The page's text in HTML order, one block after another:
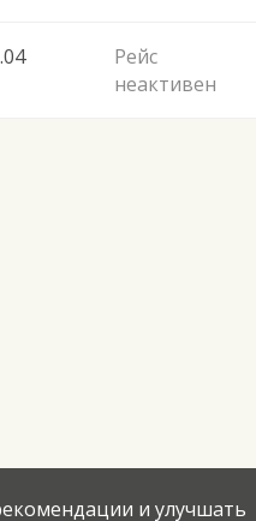
Рейс
неактивен
и улучшать